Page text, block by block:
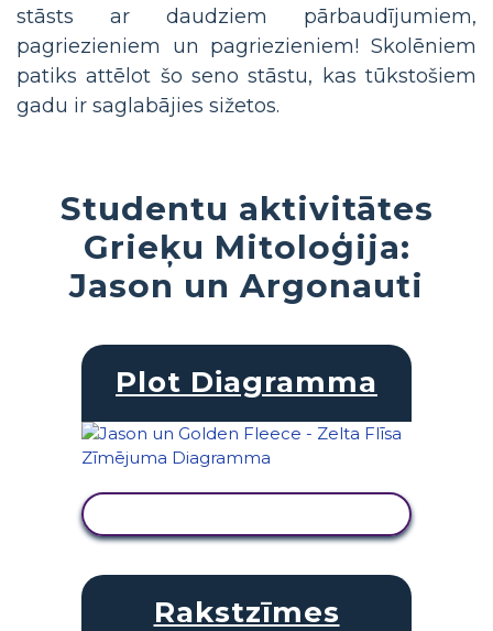
stāsts ar daudziem pārbaudījumiem,
pagriezieniem un pagriezieniem! Skolēniem
patiks attēlot šo seno stāstu, kas tūkstošiem
gadu ir saglabājies sižetos.
Studentu aktivitātes
Grieķu Mitoloģija:
Jason un Argonauti
Plot Diagramma
Rakstzīmes